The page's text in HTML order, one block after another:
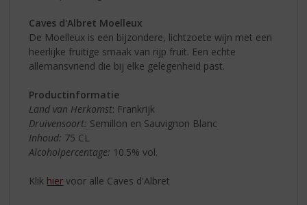
Caves d'Albret Moelleux
De Moelleux is een bijzondere, lichtzoete wijn met een
heerlijke fruitige smaak van rijp fruit. Een echte
allemansvriend die bij elke gelegenheid past.
Productinformatie
Land van Herkomst: Frankrijk
Druivensoort: Semillon en Sauvignon Blanc
Inhoud: 75 CL
Alcoholpercentage: 10.5% vol.
Klik hier voor alle Caves d'Albret